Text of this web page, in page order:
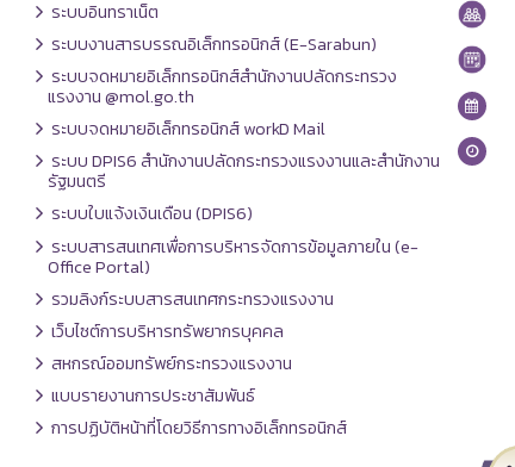
ระบบอินทราเน็ต
ระบบงานสารบรรณอิเล็กทรอนิกส์ (E-Sarabun)
ระบบจดหมายอิเล็กทรอนิกส์สำนักงานปลัดกระทรวง
แรงงาน @mol.go.th
ระบบจดหมายอิเล็กทรอนิกส์ workD Mail
ระบบ DPIS6 สำนักงานปลัดกระทรวงแรงงานและสำนักงาน
รัฐมนตรี
ระบบใบแจ้งเงินเดือน (DPIS6)
ระบบสารสนเทศเพื่อการบริหารจัดการข้อมูลภายใน (e-
Office Portal)
รวมลิงก์ระบบสารสนเทศกระทรวงแรงงาน
เว็บไซต์การบริหารทรัพยากรบุคคล
สหกรณ์ออมทรัพย์กระทรวงแรงงาน
แบบรายงานการประชาสัมพันธ์
การปฏิบัติหน้าที่โดยวิธีการทางอิเล็กทรอนิกส์